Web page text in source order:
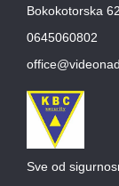
Bokokotorska
0645060802
Sve od